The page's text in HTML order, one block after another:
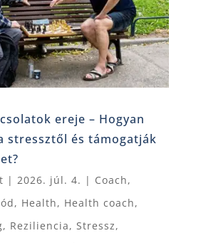
ereje – Hogyan
stressztől és támogatják
| 2026. júl. 4. | Coach,
, Health, Health coach,
, Reziliencia, Stressz,